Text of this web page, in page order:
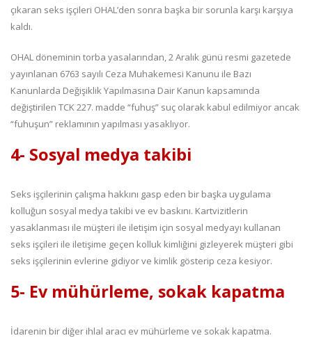
çıkaran seks işçileri OHAL’den sonra başka bir sorunla karşı karşıya
kaldı.
OHAL döneminin torba yasalarından, 2 Aralık günü resmi gazetede
yayınlanan 6763 sayılı Ceza Muhakemesi Kanunu ile Bazı
Kanunlarda Değişiklik Yapılmasına Dair Kanun kapsamında
değiştirilen TCK 227. madde “fuhuş” suç olarak kabul edilmiyor ancak
“fuhuşun” reklamının yapılması yasaklıyor.
4- Sosyal medya takibi
Seks işçilerinin çalışma hakkını gasp eden bir başka uygulama
kolluğun sosyal medya takibi ve ev baskını. Kartvizitlerin
yasaklanması ile müşteri ile iletişim için sosyal medyayı kullanan
seks işçileri ile iletişime geçen kolluk kimliğini gizleyerek müşteri gibi
seks işçilerinin evlerine gidiyor ve kimlik gösterip ceza kesiyor.
5- Ev mühürleme, sokak kapatma
İdarenin bir diğer ihlal aracı ev mühürleme ve sokak kapatma.